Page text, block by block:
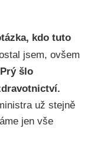
kdo tuto
jsem, ovšem
Prý šlo
už stejně
jen vše